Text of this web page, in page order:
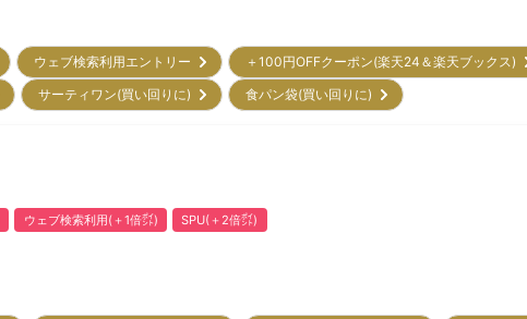
ウェブ検索利用エントリー ＋100円OFFクーポン(楽天24＆楽天ブックス)
サーティワン(買い回りに) 食パン袋(買い回りに)
ウェブ検索利用(＋1倍㌽) SPU(＋2倍㌽)